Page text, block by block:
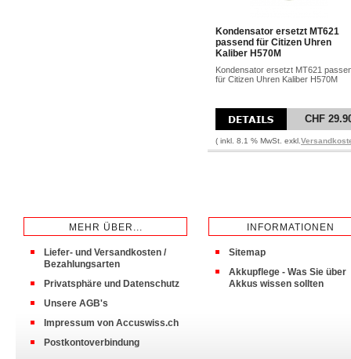
Kondensator ersetzt MT621
passend für Citizen Uhren
Kaliber H570M
Kondensator ersetzt MT621
für Citizen Uhren Kaliber H570M
CHF
( inkl. 8.1 % MwSt. exkl.
MEHR ÜBER...
Liefer- und Versandkosten /
Bezahlungsarten
Privatsphäre und Datenschutz
Unsere AGB's
Impressum von Accuswiss.ch
Postkontoverbindung
INFORMATIONEN
Sitemap
Akkupflege - Was Sie über
Akkus wissen sollten